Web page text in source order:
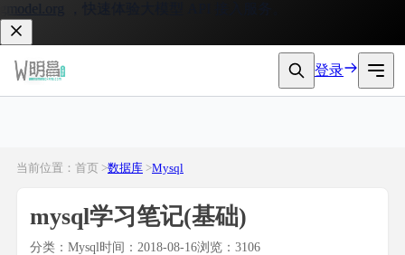
，快速体验大模型 API 接入服务。
登录
当前位置：首页 >数据库 >Mysql
mysql学习笔记(基础)
分类：Mysql时间：2018-08-16浏览：3106